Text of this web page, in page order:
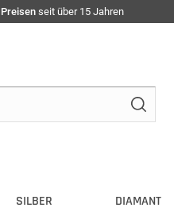
seit über 15 Jahren
SILBER DIAMANT